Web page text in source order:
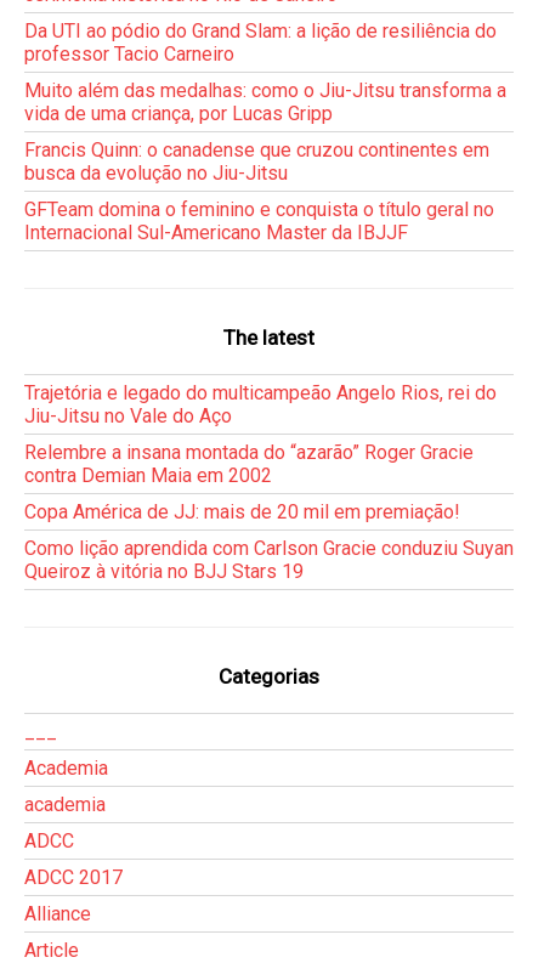
Da UTI ao pódio do Grand Slam: a lição de resiliência do
professor Tacio Carneiro
Muito além das medalhas: como o Jiu-Jitsu transforma a
vida de uma criança, por Lucas Gripp
Francis Quinn: o canadense que cruzou continentes em
busca da evolução no Jiu-Jitsu
GFTeam domina o feminino e conquista o título geral no
Internacional Sul-Americano Master da IBJJF
The latest
Trajetória e legado do multicampeão Angelo Rios, rei do
Jiu-Jitsu no Vale do Aço
Relembre a insana montada do “azarão” Roger Gracie
contra Demian Maia em 2002
Copa América de JJ: mais de 20 mil em premiação!
Como lição aprendida com Carlson Gracie conduziu Suyan
Queiroz à vitória no BJJ Stars 19
Categorias
Academia
academia
ADCC
ADCC 2017
Alliance
Article